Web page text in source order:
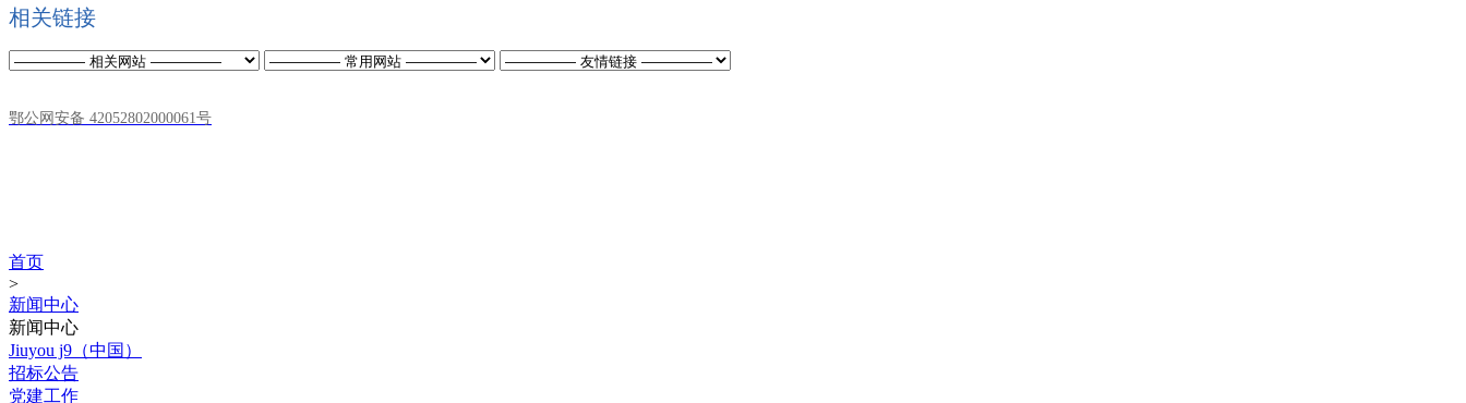
相关链接
鄂公网安备 42052802000061号
首页
>
新闻中心
新闻中心
Jiuyou j9（中国）
招标公告
党建工作